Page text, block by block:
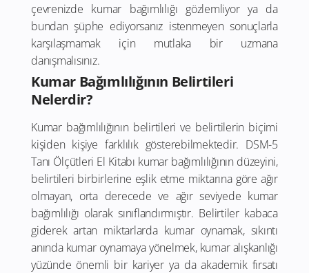
çevrenizde kumar bağımlılığı gözlemliyor ya da
bundan şüphe ediyorsanız istenmeyen sonuçlarla
karşılaşmamak için mutlaka bir uzmana
danışmalısınız.
Kumar Bağımlılığının Belirtileri
Nelerdir?
Kumar bağımlılığının belirtileri ve belirtilerin biçimi
kişiden kişiye farklılık gösterebilmektedir. DSM-5
Tanı Ölçütleri El Kitabı kumar bağımlılığının düzeyini,
belirtileri birbirlerine eşlik etme miktarına göre ağır
olmayan, orta derecede ve ağır seviyede kumar
bağımlılığı olarak sınıflandırmıştır. Belirtiler kabaca
giderek artan miktarlarda kumar oynamak, sıkıntı
anında kumar oynamaya yönelmek, kumar alışkanlığı
yüzünde önemli bir kariyer ya da akademik fırsatı